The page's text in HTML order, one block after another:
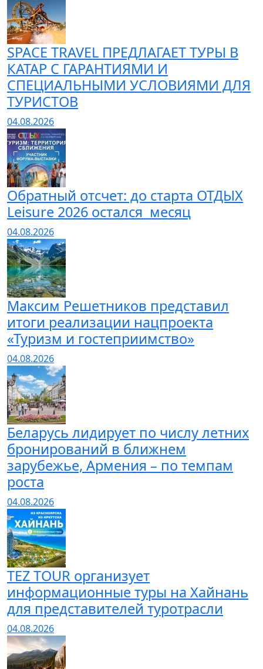
SPACE TRAVEL ПРЕДЛАГАЕТ ТУРЫ В
КАТАР С ГАРАНТИЯМИ И
СПЕЦИАЛЬНЫМИ УСЛОВИЯМИ ДЛЯ
ТУРИСТОВ
04.08.2026
Обратный отсчет: до старта ОТДЫХ
Leisure 2026 остался месяц
04.08.2026
Максим Решетников представил
итоги реализации нацпроекта
«Туризм и гостеприимство»
04.08.2026
Беларусь лидирует по числу летних
бронирований в ближнем
зарубежье, Армения – по темпам
роста
04.08.2026
TEZ TOUR организует
информационные туры на Хайнань
для представителей туротрасли
04.08.2026